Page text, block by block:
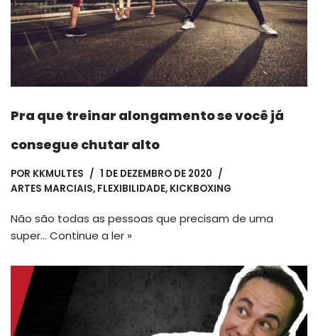
Pra que treinar alongamento se você já
consegue chutar alto
POR KKMULTES
1 DE DEZEMBRO DE 2020
ARTES MARCIAIS, FLEXIBILIDADE, KICKBOXING
Não são todas as pessoas que precisam de uma
super… Continue a ler »